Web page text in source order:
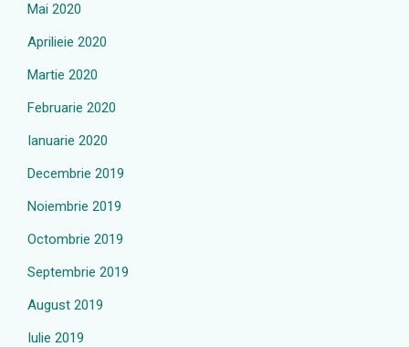
Mai 2020
Aprilieie 2020
Martie 2020
Februarie 2020
Ianuarie 2020
Decembrie 2019
Noiembrie 2019
Octombrie 2019
Septembrie 2019
August 2019
Iulie 2019